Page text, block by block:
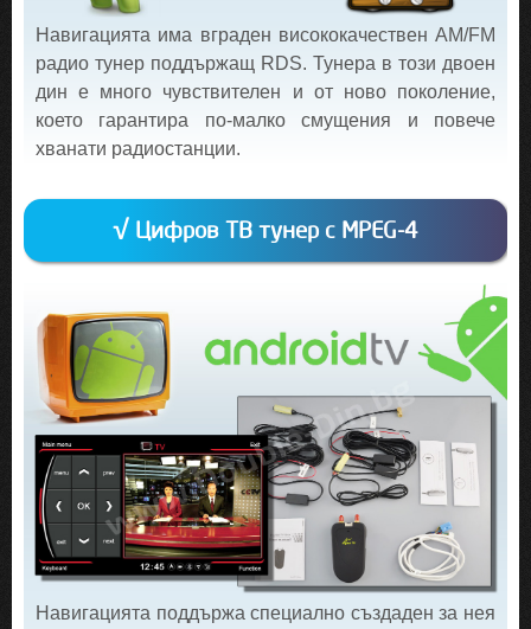
Навигацията има вграден висококачествен AM/FM
радио тунер поддържащ RDS. Тунера в този двоен
дин е много чувствителен и от ново поколение,
което гарантира по-малко смущения и повече
хванати радиостанции.
√ Цифров ТВ тунер с MPEG-4
Навигацията поддържа специално създаден за нея